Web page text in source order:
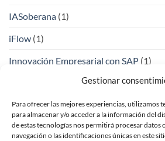
Gestionar
Para ofrecer las mejores experiencias, utilizamos
para almacenar y/o acceder a la información del
de estas tecnologías nos permitirá procesar
navegación o las identificaciones únicas en este
IASoberana (1)
iFlow (1)
Innovación Empresarial con SAP (1)
InnovacionEmpresarial(1)
Insertar registros en base de datos(5)
Integracion(2)